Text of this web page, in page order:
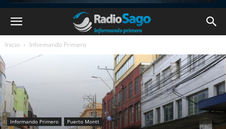
Inicio Informando Primero
Informando Primero Puerto Montt